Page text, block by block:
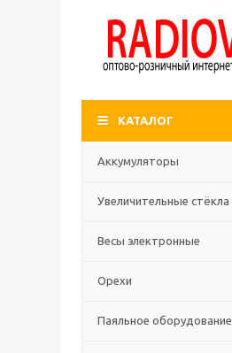
КАТАЛОГ
Аккумуляторы
Увеличительные стёкла
Весы электронные
Орехи
Паяльное оборудование